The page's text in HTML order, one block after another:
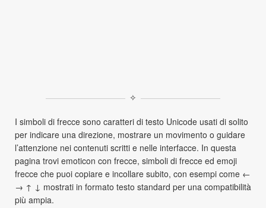
✧
I simboli di frecce sono caratteri di testo Unicode usati di solito
per indicare una direzione, mostrare un movimento o guidare
l’attenzione nei contenuti scritti e nelle interfacce. In questa
pagina trovi emoticon con frecce, simboli di frecce ed emoji
frecce che puoi copiare e incollare subito, con esempi come ←
→ ↑ ↓ mostrati in formato testo standard per una compatibilità
più ampia.